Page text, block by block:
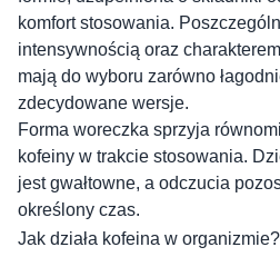
komfort stosowania.
intensywnością oraz
mają do wyboru zarówno
zdecydowane wersje.
Forma woreczka sprzyja
kofeiny w trakcie stosowania.
jest gwałtowne, a odczucia
określony czas.
Jak działa kofeina w organizmie?